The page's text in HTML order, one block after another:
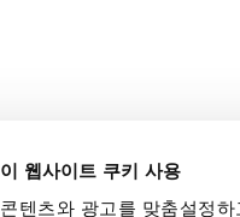
이 웹사이트 쿠키 사용
콘텐츠와 광고를 맞춤설정